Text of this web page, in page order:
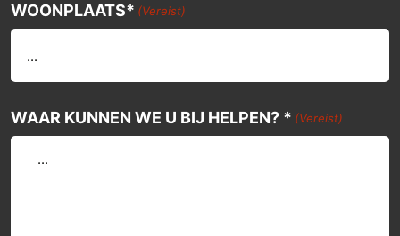
WOONPLAATS* (Vereist)
WAAR KUNNEN WE U BIJ HELPEN? * (Vereist)